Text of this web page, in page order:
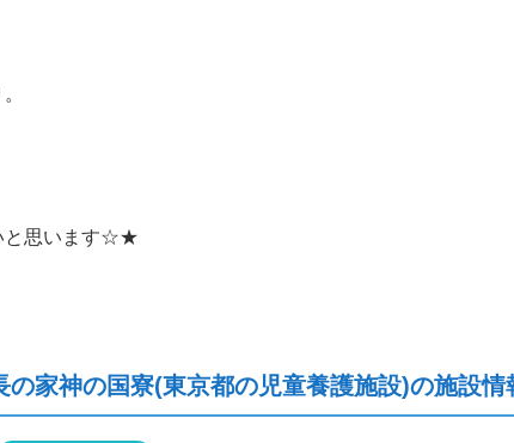
と思います☆★
の家神の国寮(東京都の児童養護施設)の施設情